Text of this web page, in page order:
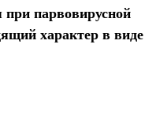
при парвовирусной
характер в виде